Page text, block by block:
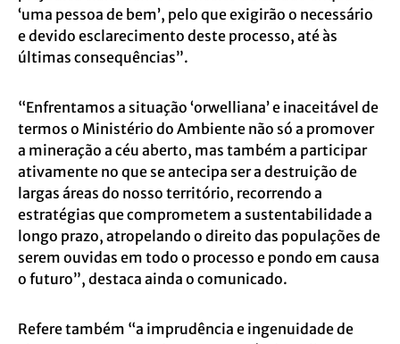
‘uma pessoa de bem’, pelo que exigirão o necessário
e devido esclarecimento deste processo, até às
últimas consequências”.
“Enfrentamos a situação ‘orwelliana’ e inaceitável de
termos o Ministério do Ambiente não só a promover
a mineração a céu aberto, mas também a participar
ativamente no que se antecipa ser a destruição de
largas áreas do nosso território, recorrendo a
estratégias que comprometem a sustentabilidade a
longo prazo, atropelando o direito das populações de
serem ouvidas em todo o processo e pondo em causa
o futuro”, destaca ainda o comunicado.
Refere também “a imprudência e ingenuidade de